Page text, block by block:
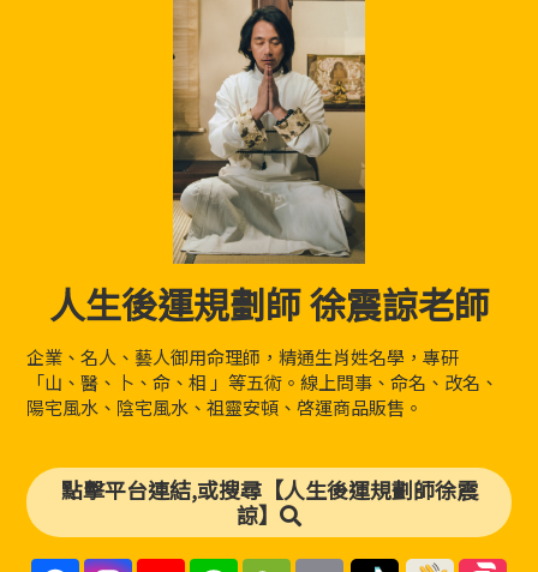
人生後運規劃師 徐震諒老師
企業、名人、藝人御用命理師，精通生肖姓名學，專研
「山、醫、卜、命、相 」等五術。線上問事、命名、改名、
陽宅風水、陰宅風水、祖靈安頓、啓運商品販售。
點擊平台連結,或搜尋【人生後運規劃師徐震
諒】
F I Y L W E